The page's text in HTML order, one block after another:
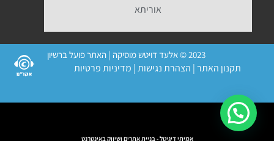
אוריתא
2023 © אלעד דויטש מוסיקה | האתר פועל ברשיון
תקנון האתר| הצהרת נגישות| מדיניות פרטיות
אמיתי דיגיטל - בניית אתרים ושיווק באינטרנט